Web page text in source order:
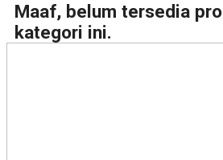
Maaf, belum tersedia
kategori ini.